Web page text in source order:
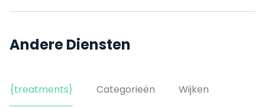
Andere Diensten
{treatments} Categorieën Wijken